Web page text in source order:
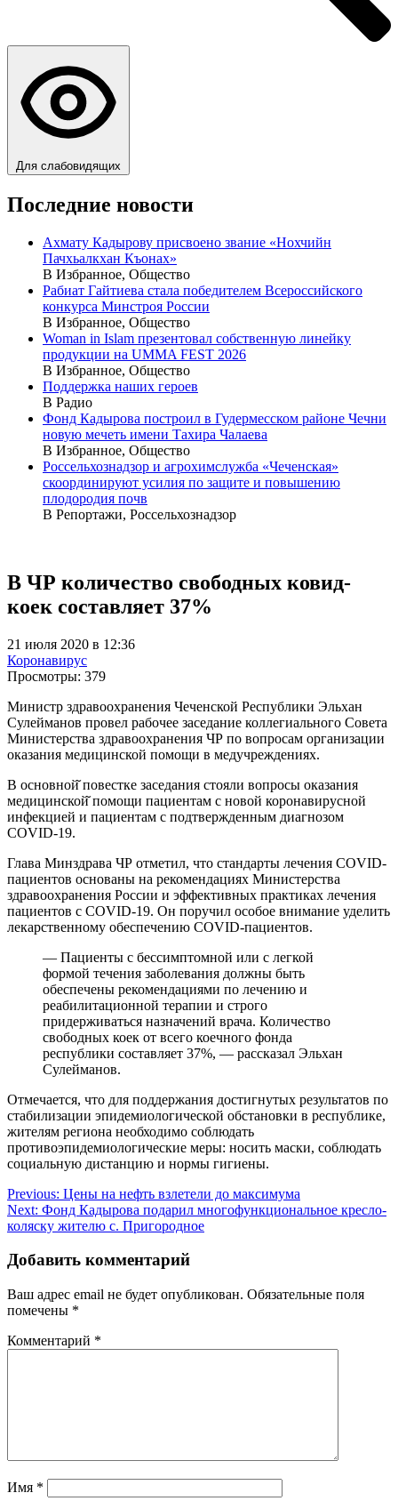
Для слабовидящих
Последние новости
Ахмату Кадырову присвоено звание «Нохчийн
Пачхьалкхан Къонах»
В Избранное, Общество
Рабиат Гайтиева стала победителем Всероссийского
конкурса Минстроя России
В Избранное, Общество
Woman in Islam презентовал собственную линейку
продукции на UMMA FEST 2026
В Избранное, Общество
Поддержка наших героев
В Радио
Фонд Кадырова построил в Гудермесском районе Чечни
новую мечеть имени Тахира Чалаева
В Избранное, Общество
Россельхознадзор и агрохимслужба «Чеченская»
скоординируют усилия по защите и повышению
плодородия почв
В Репортажи, Россельхознадзор
В ЧР количество свободных ковид-
коек составляет 37%
21 июля 2020 в 12:36
Коронавирус
Просмотры: 379
Министр здравоохранения Чеченской Республики Эльхан
Сулейманов провел рабочее заседание коллегиального Совета
Министерства здравоохранения ЧР по вопросам организации
оказания медицинской помощи в медучреждениях.
В основной̆ повестке заседания стояли вопросы оказания
медицинской̆ помощи пациентам с новой коронавирусной
инфекцией и пациентам с подтвержденным диагнозом
COVID-19.
Глава Минздрава ЧР отметил, что стандарты лечения COVID-
пациентов основаны на рекомендациях Министерства
здравоохранения России и эффективных практиках лечения
пациентов с COVID-19. Он поручил особое внимание уделить
лекарственному обеспечению COVID-пациентов.
— Пациенты с бессимптомной или с легкой
формой течения заболевания должны быть
обеспечены рекомендациями по лечению и
реабилитационной терапии и строго
придерживаться назначений врача. Количество
свободных коек от всего коечного фонда
республики составляет 37%, — рассказал Эльхан
Сулейманов.
Отмечается, что для поддержания достигнутых результатов по
стабилизации эпидемиологической обстановки в республике,
жителям региона необходимо соблюдать
противоэпидемиологические меры: носить маски, соблюдать
социальную дистанцию и нормы гигиены.
Навигация
по
Previous: Цены на нефть взлетели до максимума
Next: Фонд Кадырова подарил многофункциональное кресло-
коляску жителю с. Пригородное
Добавить комментарий
Ваш адрес email не будет опубликован. Обязательные поля
помечены *
Комментарий *
Имя *